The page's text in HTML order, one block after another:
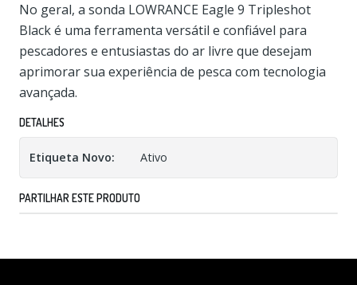
No geral, a sonda LOWRANCE Eagle 9 Tripleshot
Black é uma ferramenta versátil e confiável para
pescadores e entusiastas do ar livre que desejam
aprimorar sua experiência de pesca com tecnologia
avançada.
DETALHES
Etiqueta Novo: Ativo
PARTILHAR ESTE PRODUTO